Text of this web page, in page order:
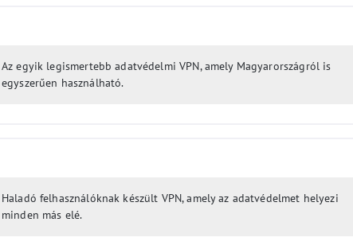
Az egyik legismertebb adatvédelmi VPN, amely Magyarországról is
egyszerűen használható.
Haladó felhasználóknak készült VPN, amely az adatvédelmet helyezi
minden más elé.